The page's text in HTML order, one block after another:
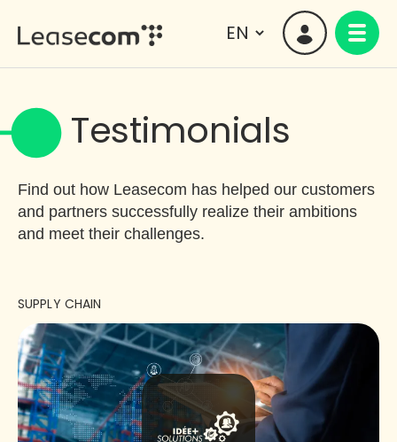
Testimonials
Find out how Leasecom has helped our customers
and partners successfully realize their ambitions
and meet their challenges.
SUPPLY CHAIN